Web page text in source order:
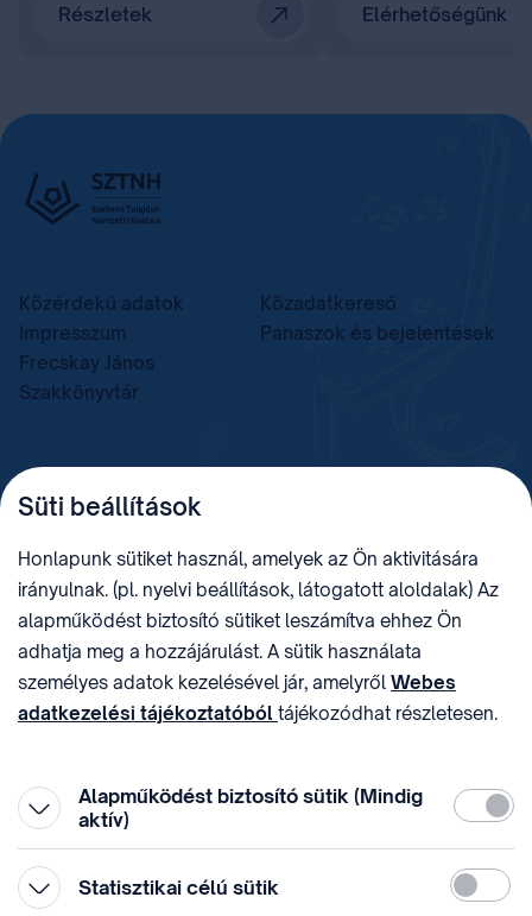
Részletek Elérhetőségünk
Közérdekű adatok
Közadatkereső
Impresszum
Panaszok és bejelentések
Frecskay János
Szakkönyvtár
TELEFON
+36 (1) 312 4400
sztnh@hipo.gov.hu 15311746-2-42
CÍM
1081 Budapest II. János
Pál pápa tér 7.
HIVATAL RÖVID NEVE
SZTNHOPS, KRID:
174434905
KÖZÖSSÉGI MÉDIA
Süti beállítások
Honlapunk sütiket használ, amelyek az Ön aktivitására
irányulnak. (pl. nyelvi beállítások, látogatott aloldalak) Az
alapműködést biztosító sütiket leszámítva ehhez Ön
adhatja meg a hozzájárulást. A sütik használata
személyes adatok kezelésével jár, amelyről Webes
adatkezelési tájékoztatóból tájékozódhat részletesen.
Alapműködést biztosító sütik (Mindig
aktív)
Statisztikai célú sütik